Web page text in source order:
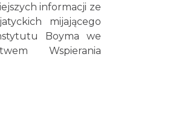
informacji ze
mijającego
Boyma we
Wspierania